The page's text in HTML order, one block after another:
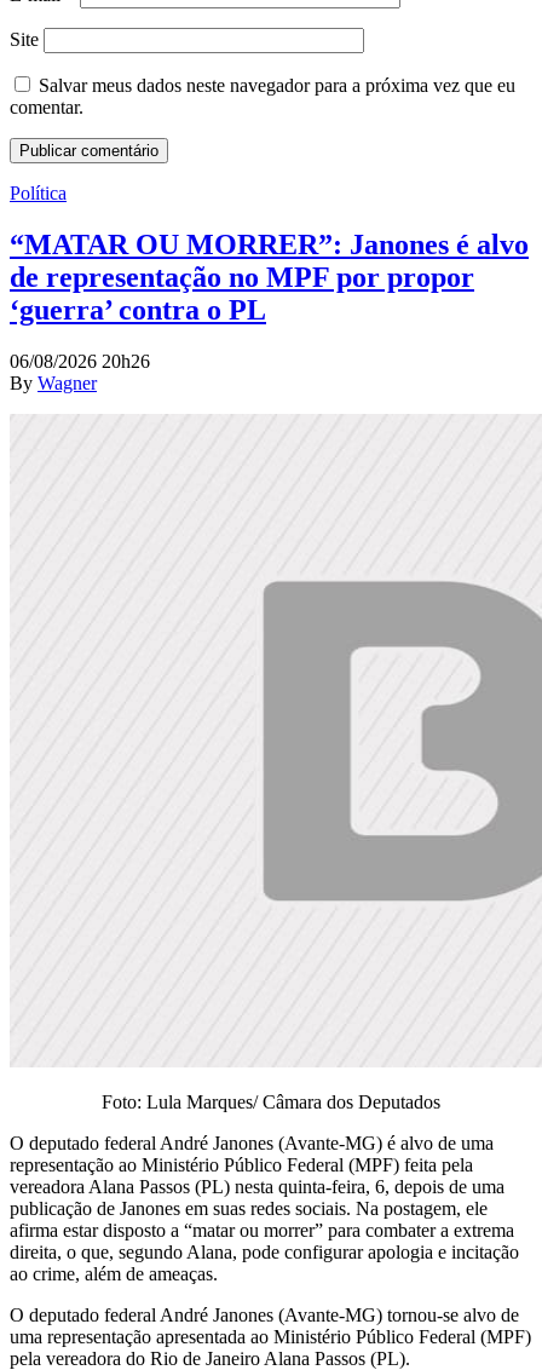
Site
Salvar meus dados neste navegador para a próxima vez que eu
comentar.
Política
“MATAR OU MORRER”: Janones é alvo
de representação no MPF por propor
‘guerra’ contra o PL
06/08/2026 20h26
By Wagner
Foto: Lula Marques/ Câmara dos Deputados
O deputado federal André Janones (Avante-MG) é alvo de uma
representação ao Ministério Público Federal (MPF) feita pela
vereadora Alana Passos (PL) nesta quinta-feira, 6, depois de uma
publicação de Janones em suas redes sociais. Na postagem, ele
afirma estar disposto a “matar ou morrer” para combater a extrema
direita, o que, segundo Alana, pode configurar apologia e incitação
ao crime, além de ameaças.
O deputado federal André Janones (Avante-MG) tornou-se alvo de
uma representação apresentada ao Ministério Público Federal (MPF)
pela vereadora do Rio de Janeiro Alana Passos (PL).